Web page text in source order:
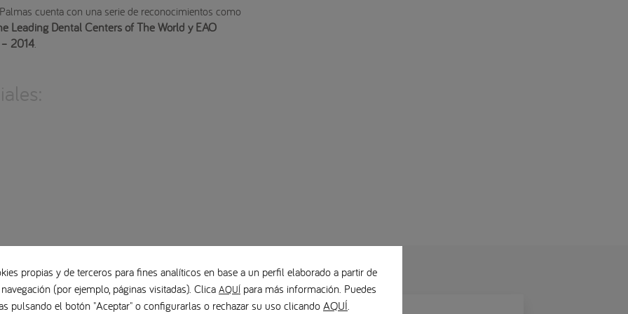
cuenta con una serie de reconocimientos como
Leading Dental Centers of The World y EAO
2014
propias y de terceros para fines analíticos en base a un perfil elaborado a partir de
(por ejemplo, páginas visitadas). Clica AQUÍ para más información. Puedes
pulsando el botón "Aceptar" o configurarlas o rechazar su uso clicando AQUÍ.